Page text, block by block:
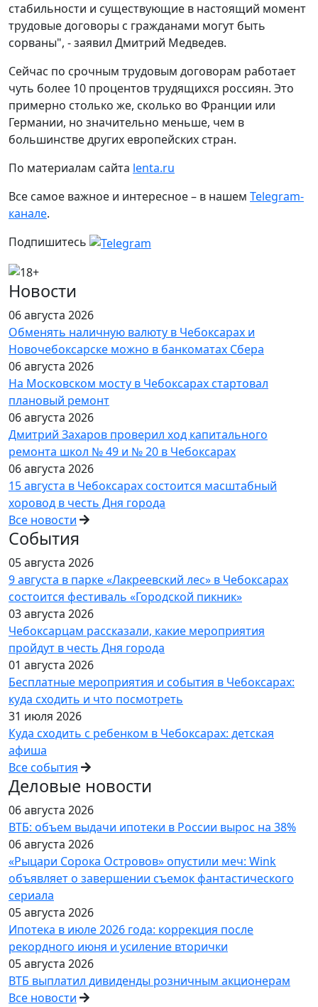
стабильности и существующие в настоящий момент
трудовые договоры с гражданами могут быть
сорваны", - заявил Дмитрий Медведев.
Сейчас по срочным трудовым договорам работает
чуть более 10 процентов трудящихся россиян. Это
примерно столько же, сколько во Франции или
Германии, но значительно меньше, чем в
большинстве других европейских стран.
По материалам сайта lenta.ru
Все самое важное и интересное – в нашем Telegram-
канале.
Подпишитесь
Новости
06 августа 2026
Обменять наличную валюту в Чебоксарах и
Новочебоксарске можно в банкоматах Сбера
06 августа 2026
На Московском мосту в Чебоксарах стартовал
плановый ремонт
06 августа 2026
Дмитрий Захаров проверил ход капитального
ремонта школ № 49 и № 20 в Чебоксарах
06 августа 2026
15 августа в Чебоксарах состоится масштабный
хоровод в честь Дня города
Все новости
События
05 августа 2026
9 августа в парке «Лакреевский лес» в Чебоксарах
состоится фестиваль «Городской пикник»
03 августа 2026
Чебоксарцам рассказали, какие мероприятия
пройдут в честь Дня города
01 августа 2026
Бесплатные мероприятия и события в Чебоксарах:
куда сходить и что посмотреть
31 июля 2026
Куда сходить с ребенком в Чебоксарах: детская
афиша
Все события
Деловые новости
06 августа 2026
ВТБ: объем выдачи ипотеки в России вырос на 38%
06 августа 2026
«Рыцари Сорока Островов» опустили меч: Wink
объявляет о завершении съемок фантастического
сериала
05 августа 2026
Ипотека в июле 2026 года: коррекция после
рекордного июня и усиление вторички
05 августа 2026
ВТБ выплатил дивиденды розничным акционерам
Все новости